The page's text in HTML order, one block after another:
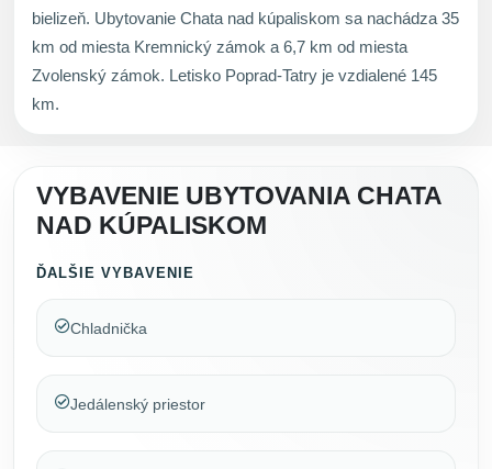
bielizeň. Ubytovanie Chata nad kúpaliskom sa nachádza 35
km od miesta Kremnický zámok a 6,7 km od miesta
Zvolenský zámok. Letisko Poprad-Tatry je vzdialené 145
km.
VYBAVENIE UBYTOVANIA CHATA
NAD KÚPALISKOM
ĎALŠIE VYBAVENIE
Chladnička
Jedálenský priestor